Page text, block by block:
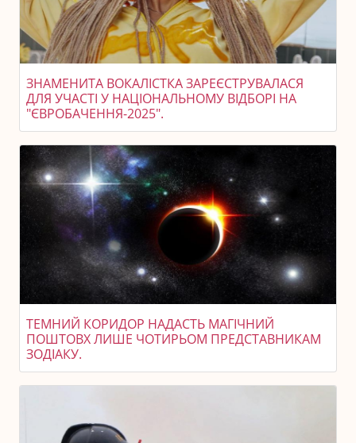
ЗНАМЕНИТА ВОКАЛІСТКА ЗАРЕЄСТРУВАЛАСЯ
ДЛЯ УЧАСТІ У НАЦІОНАЛЬНОМУ ВІДБОРІ НА
"ЄВРОБАЧЕННЯ-2025".
ТЕМНИЙ КОРИДОР НАДАСТЬ МАГІЧНИЙ
ПОШТОВХ ЛИШЕ ЧОТИРЬОМ ПРЕДСТАВНИКАМ
ЗОДІАКУ.